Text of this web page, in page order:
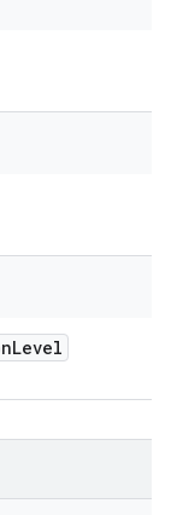
Level